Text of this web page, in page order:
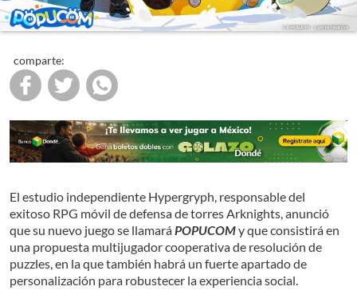
comparte:
El estudio independiente Hypergryph, responsable del
exitoso RPG móvil de defensa de torres Arknights, anunció
que su nuevo juego se llamará POPUCOMy que consistirá en
una propuesta multijugador cooperativa de resolución de
puzzles, en la que también habrá un fuerte apartado de
personalización para robustecer la experiencia social.